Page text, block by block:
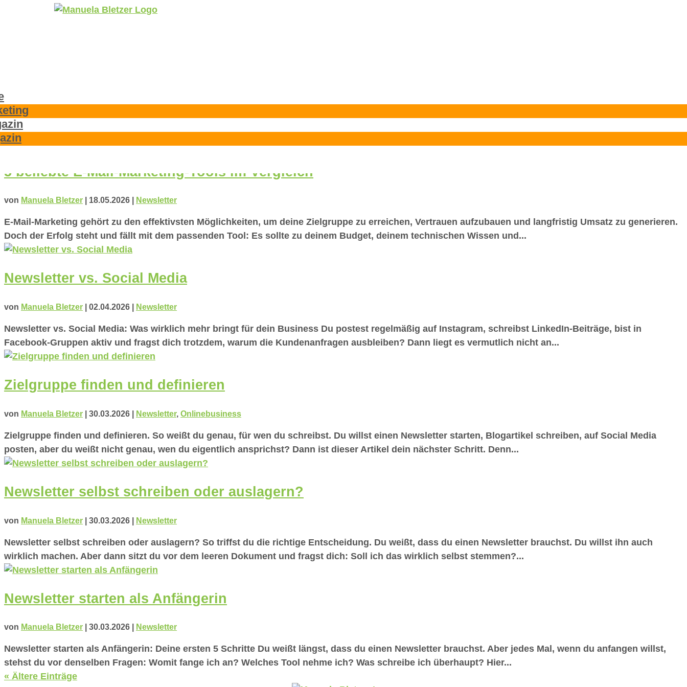
5 beliebte E-Mail-Marketing-Tools im Vergleich
von Manuela Bletzer 18.05.2026 Newsletter
E-Mail-Marketing gehört zu den effektivsten Möglichkeiten, um deine Zielgruppe zu erreichen, Vertrauen aufzubauen und langfristig Umsatz zu generieren.
Doch der Erfolg steht und fällt mit dem passenden Tool: Es sollte zu deinem Budget, deinem technischen Wissen und...
Newsletter vs. Social Media
von Manuela Bletzer 02.04.2026 Newsletter
Newsletter vs. Social Media: Was wirklich mehr bringt für dein Business Du postest regelmäßig auf Instagram, schreibst LinkedIn-Beiträge, bist in
Facebook-Gruppen aktiv und fragst dich trotzdem, warum die Kundenanfragen ausbleiben? Dann liegt es vermutlich nicht an...
Zielgruppe finden und definieren
von Manuela Bletzer 30.03.2026 Newsletter, Onlinebusiness
Zielgruppe finden und definieren. So weißt du genau, für wen du schreibst. Du willst einen Newsletter starten, Blogartikel schreiben, auf Social Media
posten, aber du weißt nicht genau, wen du eigentlich ansprichst? Dann ist dieser Artikel dein nächster Schritt. Denn...
Newsletter selbst schreiben oder auslagern?
von Manuela Bletzer 30.03.2026 Newsletter
Newsletter selbst schreiben oder auslagern? So triffst du die richtige Entscheidung. Du weißt, dass du einen Newsletter brauchst. Du willst ihn auch
wirklich machen. Aber dann sitzt du vor dem leeren Dokument und fragst dich: Soll ich das wirklich selbst stemmen?...
Newsletter starten als Anfängerin
von Manuela Bletzer 30.03.2026 Newsletter
Newsletter starten als Anfängerin: Deine ersten 5 Schritte Du weißt längst, dass du einen Newsletter brauchst. Aber jedes Mal, wenn du anfangen willst,
stehst du vor denselben Fragen: Womit fange ich an? Welches Tool nehme ich? Was schreibe ich überhaupt? Hier...
« Ältere Einträge